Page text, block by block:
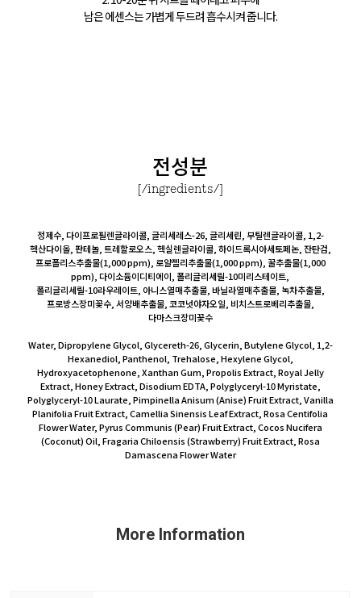
남은 에센스는 가볍게 두드려 흡수시켜 줍니다.
전성분
[/ingredients/]
정제수, 다이프로필렌글라이콜, 글리세레스-26, 글리세린, 부틸렌글라이콜, 1,2-
헥산다이올, 판테놀, 트레할로오스, 헥실렌글라이콜, 하이드록시아세토페논, 잔탄검,
프로폴리스추출물(1,000 ppm), 로얄젤리추출물(1,000 ppm), 꿀추출물(1,000
ppm), 다이소듐이디티에이, 폴리글리세릴-10미리스테이트,
폴리글리세릴-10라우레이트, 아니스열매추출물, 바닐라열매추출물, 녹차추출물,
프로방스장미꽃수, 서양배추출물, 코코넛야자오일, 비치스트로베리추출물,
다마스크장미꽃수
Water, Dipropylene Glycol, Glycereth-26, Glycerin, Butylene Glycol, 1,2-
Hexanediol, Panthenol, Trehalose, Hexylene Glycol,
Hydroxyacetophenone, Xanthan Gum, Propolis Extract, Royal Jelly
Extract, Honey Extract, Disodium EDTA, Polyglyceryl-10 Myristate,
Polyglyceryl-10 Laurate, Pimpinella Anisum (Anise) Fruit Extract, Vanilla
Planifolia Fruit Extract, Camellia Sinensis Leaf Extract, Rosa Centifolia
Flower Water, Pyrus Communis (Pear) Fruit Extract, Cocos Nucifera
(Coconut) Oil, Fragaria Chiloensis (Strawberry) Fruit Extract, Rosa
Damascena Flower Water
More Information